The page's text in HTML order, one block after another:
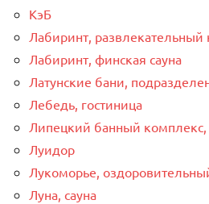
КэБ
Лабиринт, развлекательный
Лабиринт, финская сауна
Латунские бани,
Лебедь, гостиница
Липецкий банный комплекс,
Луидор
Лукоморье,
Луна, сауна